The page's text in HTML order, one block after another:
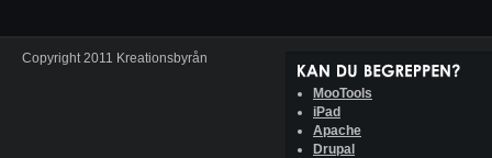
Copyright 2011 Kreationsbyrån
MooTools
iPad
Apache
Drupal